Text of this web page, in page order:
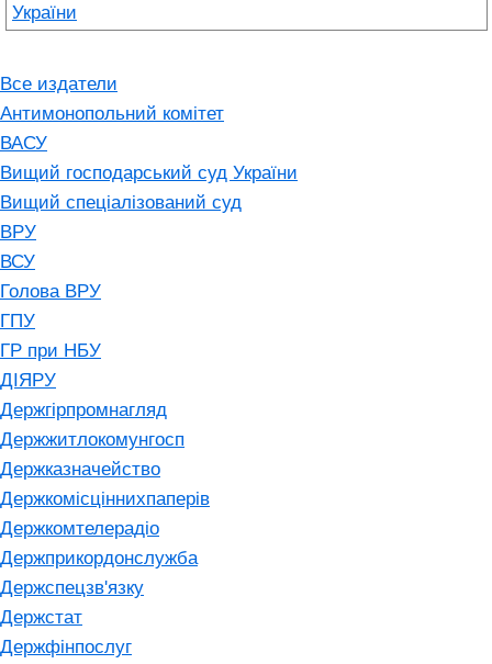
України
Все издатели
Антимонопольний комітет
ВАСУ
Вищий господарський суд України
Вищий спеціалізований суд
ВРУ
ВСУ
Голова ВРУ
ГПУ
ГР при НБУ
ДІЯРУ
Держгірпромнагляд
Держжитлокомунгосп
Держказначейство
Держкомісціннихпаперів
Держкомтелерадіо
Держприкордонслужба
Держспецзв'язку
Держстат
Держфінпослуг